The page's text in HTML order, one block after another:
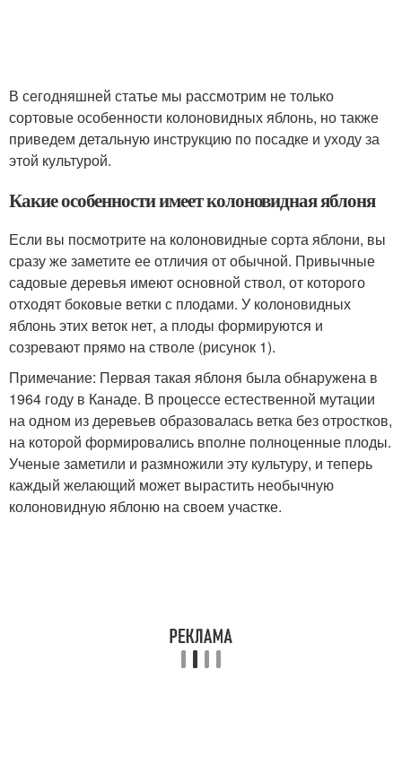
В сегодняшней статье мы рассмотрим не только
сортовые особенности колоновидных яблонь, но также
приведем детальную инструкцию по посадке и уходу за
этой культурой.
Какие особенности имеет колоновидная яблоня
Если вы посмотрите на колоновидные сорта яблони, вы
сразу же заметите ее отличия от обычной. Привычные
садовые деревья имеют основной ствол, от которого
отходят боковые ветки с плодами. У колоновидных
яблонь этих веток нет, а плоды формируются и
созревают прямо на стволе (рисунок 1).
Примечание: Первая такая яблоня была обнаружена в
1964 году в Канаде. В процессе естественной мутации
на одном из деревьев образовалась ветка без отростков,
на которой формировались вполне полноценные плоды.
Ученые заметили и размножили эту культуру, и теперь
каждый желающий может вырастить необычную
колоновидную яблоню на своем участке.